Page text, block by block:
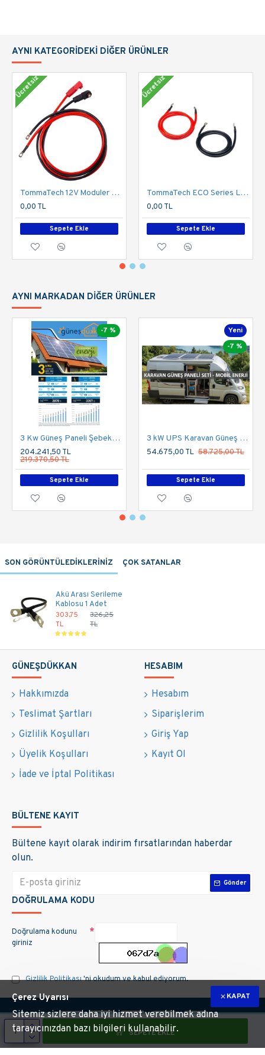
SEPETE EKLE
AYNI KATEGORIDEKI DIĞER ÜRÜNLER
Ücretsiz
TommaTech 12V Moduler Series 1.5m Güç Kablosu Seti
0,00 TL
Sepete Ekle
Ücretsiz
TommaTech ECO Series LFP Batarya Inverter Arası Güç Kablo Seti
0,00 TL
Sepete Ekle
AYNI MARKADAN DIĞER ÜRÜNLER
-7 %
3 Kw Güneş Paneli Şebeke Bağlantılı Çatı Uygulaması
204.241,50 TL
219.370,50 TL
Sepete Ekle
Yeni
-7 %
3 kW UPS Karavan Güneş Enerji Sistemi Paketi (855Wp Panel & 300Ah Depolama)
54.675,00 TL 58.725,00 TL
Sepete Ekle
SON GÖRÜNTÜLEDİKLERİNİZ ÇOK SATANLAR
Akü Arası Serileme
Kablosu 1 Adet
303,75
TL
326,25
TL
GÜNEŞDÜKKAN
Hakkımızda
Teslimat Şartları
Gizlilik Koşulları
Üyelik Koşulları
İade ve İptal Politikası
HESABIM
Hesabım
Siparişlerim
Giriş Yap
Kayıt Ol
BÜLTENE KAYIT
Bültene kayıt olarak indirim fırsatlarından haberdar
olun.
Gönder
DOĞRULAMA KODU
Doğrulama kodunu
giriniz
Gizlilik Politikası'ni okudum ve kabul ediyorum.
hakları saklıdır. Site üzerinde kullanılan markalara ait tüm materyallerin telif
KAPAT
Çerez Uyarısı
Sitemiz sizlere daha iyi hizmet verebilmek adına
tarayıcınızdan bazı bilgileri kullanabilir.